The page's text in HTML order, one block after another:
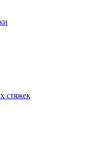
стяжек